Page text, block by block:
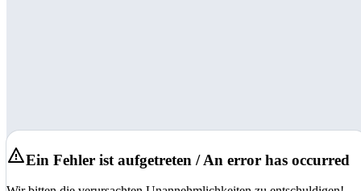
Ein Fehler ist aufgetreten / An error has occurred